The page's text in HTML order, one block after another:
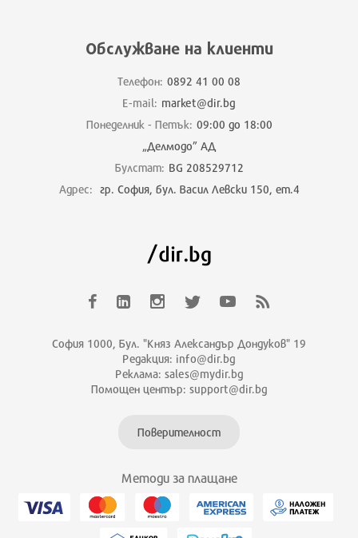
Обслужване на клиенти
Телефон: 0892 41 00 08
E-mail: market@dir.bg
Понеделник - Петък: 09:00 до 18:00
„Делмодо” АД
Булстат: BG 208529712
Адрес: гр. София, бул. Васил Левски 150, ет.4
София 1000, Бул. "Княз Александър Дондуков" 19
Редакция: info@dir.bg
Реклама: sales@mydir.bg
Помощен център: support@dir.bg
Поверителност
Методи за плащане